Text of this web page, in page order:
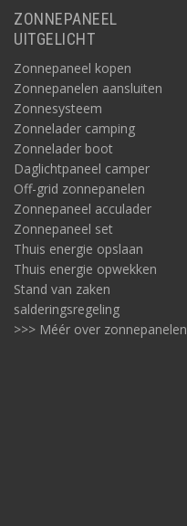
ZONNEPANEEL
UITGELICHT
Zonnepaneel kopen
Zonnepanelen aansluiten
Zonnesysteem
Zonnelader camping
Zonnelader boot
Daglichtpaneel camper
Off-grid zonnepanelen
Zonnepaneel acculader
Zonnepaneel set
Thuis energie opslaan
Thuis energie opwekken
Stand van zaken
salderingsregeling
>>> Méér over zonnepanelen